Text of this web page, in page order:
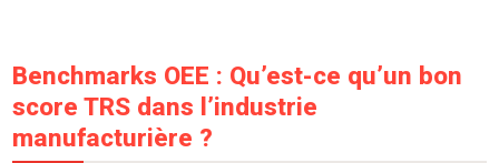
Benchmarks OEE : Qu’est-ce qu’un bon
score TRS dans l’industrie
manufacturière ?